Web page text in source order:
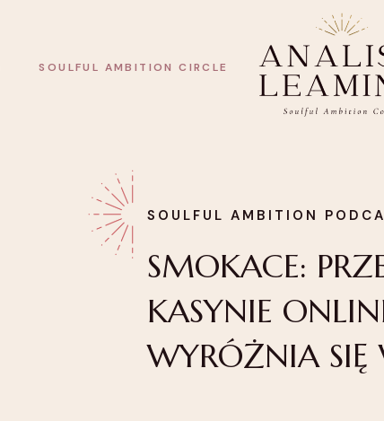
SOULFUL AMBITION CIRCLE
SMOKACE:
KASYNIE
WYRÓŻNIA
SOULFUL AMBITION